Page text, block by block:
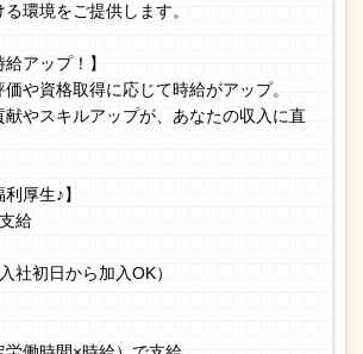
環境をご提供します。
アップ！】
や資格取得に応じて時給がアップ。
献やスキルアップが、あなたの収入に直
厚生♪】
給
社初日から加入OK）